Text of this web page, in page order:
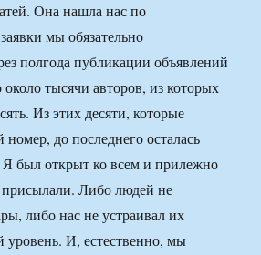
Она нашла нас по
мы обязательно
полгода публикации объявлений
тысячи авторов, из которых
Из этих десяти, которые
до последнего осталась
Я был открыт ко всем и прилежно
присылали. Либо людей не
либо нас не устраивал их
уровень. И, естественно, мы